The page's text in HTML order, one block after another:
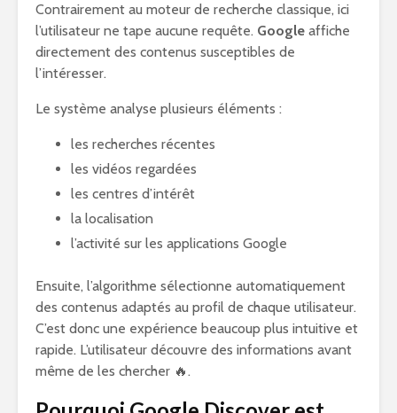
Contrairement au moteur de recherche classique, ici
l’utilisateur ne tape aucune requête. Google affiche
directement des contenus susceptibles de
l’intéresser.
Le système analyse plusieurs éléments :
les recherches récentes
les vidéos regardées
les centres d’intérêt
la localisation
l’activité sur les applications Google
Ensuite, l’algorithme sélectionne automatiquement
des contenus adaptés au profil de chaque utilisateur.
C’est donc une expérience beaucoup plus intuitive et
rapide. L’utilisateur découvre des informations avant
même de les chercher 🔥.